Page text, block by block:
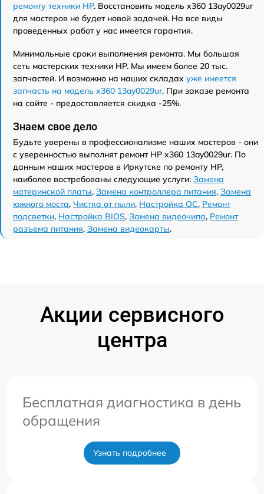
ремонту техники HP. Восстановить модель x360 13ay0029ur
для мастеров не будет новой задачей. На все виды
проведенных работ у нас имеется гарантия.
Минимальные сроки выполнения ремонта. Мы большая
сеть мастерских техники HP. Мы имеем более 20 тыс.
запчастей. И возможно на наших складах уже имеется
запчасть на модель x360 13ay0029ur. При заказе ремонта
на сайте - предоставляется скидка -25%.
Знаем свое дело
Будьте уверены в профессионализме наших мастеров - они
с уверенностью выполнят ремонт HP x360 13ay0029ur. По
данным наших мастеров в Иркутске по ремонту HP,
наиболее востребованы следующие услуги: Замена
материнской платы, Замена контроллера питания, Замена
южного моста, Чистка от пыли, Настройка ОС, Ремонт
подсветки, Настройка BIOS, Замена видеочипа, Ремонт
разъема питания, Замена видеокарты.
Акции сервисного
центра
Бесплатная диагностика в день
обращения
Узнать подробнее